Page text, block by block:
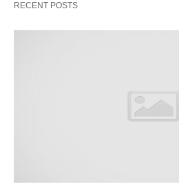
RECENT POSTS